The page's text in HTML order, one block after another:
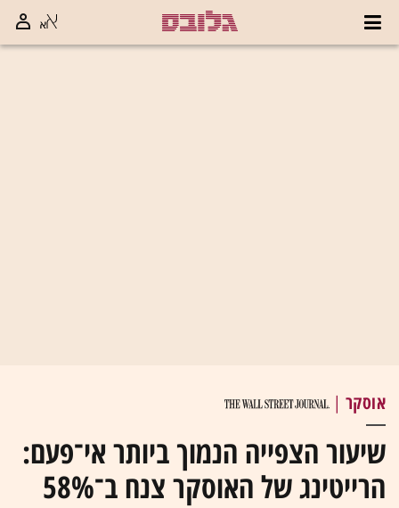
אוסקר |
שיעור הצפייה הנמוך ביותר אי־פעם:
הרייטינג של האוסקר צנח ב־58%